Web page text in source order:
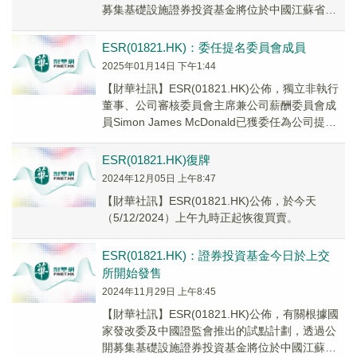
募集基礎設施證券投資基金將位於中國江蘇省崑
ESR(01821.HK)：委任提名委員會成員
2025年01月14日 下午1:44
【財華社訊】ESR(01821.HK)公佈，獨立非執行
董事、公司審核委員會主席兼公司薪酬委員會成
員Simon James McDonald已獲委任為公司提名
ESR(01821.HK)復牌
2024年12月05日 上午8:47
【財華社訊】ESR(01821.HK)公佈，於今天
（5/12/2024）上午九時正起恢復買賣。
ESR(01821.HK)：證券投資基金今日於上交
所開始發售
2024年11月29日 上午8:45
【財華社訊】ESR(01821.HK)公佈，有關根據國
家發改委及中國證監會推出的試點計劃，透過公
開募集基礎設施證券投資基金將位於中國江蘇省